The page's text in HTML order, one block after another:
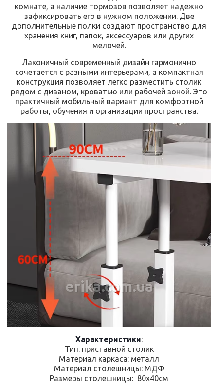
комнате, а наличие тормозов позволяет надежно
зафиксировать его в нужном положении. Две
дополнительные полки создают пространство для
хранения книг, папок, аксессуаров или других
мелочей.
Лаконичный современный дизайн гармонично
сочетается с разными интерьерами, а компактная
конструкция позволяет легко разместить столик
рядом с диваном, кроватью или рабочей зоной. Это
практичный мобильный вариант для комфортной
работы, обучения и организации пространства.
erika.com.ua
Характеристики:
Тип: приставной столик
Материал каркаса: металл
Материал столешницы: МДФ
Размеры столешницы: 80x40см